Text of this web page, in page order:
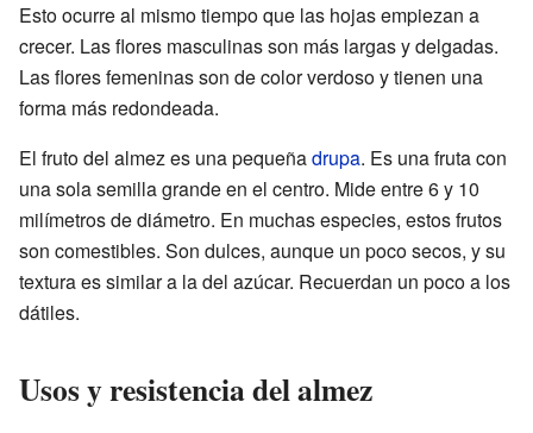
Esto ocurre al mismo tiempo que las hojas empiezan a
crecer. Las flores masculinas son más largas y delgadas.
Las flores femeninas son de color verdoso y tienen una
forma más redondeada.
El fruto del almez es una pequeñadrupa. Es una fruta con
una sola semilla grande en el centro. Mide entre 6 y 10
milímetros de diámetro. En muchas especies, estos frutos
son comestibles. Son dulces, aunque un poco secos, y su
textura es similar a la del azúcar. Recuerdan un poco a los
dátiles.
Usos y resistencia del almez